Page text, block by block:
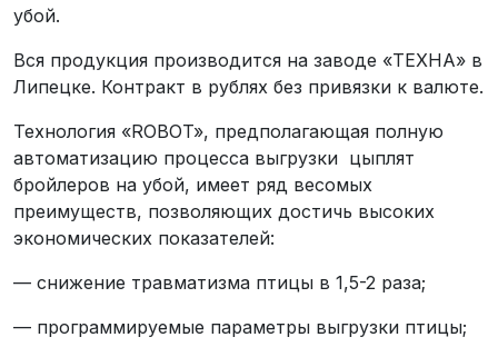
убой.
Вся продукция производится на заводе «ТЕХНА» в
Липецке. Контракт в рублях без привязки к валюте.
Технология «ROBOT», предполагающая полную
автоматизацию процесса выгрузки цыплят
бройлеров на убой, имеет ряд весомых
преимуществ, позволяющих достичь высоких
экономических показателей:
— снижение травматизма птицы в 1,5-2 раза;
— программируемые параметры выгрузки птицы;